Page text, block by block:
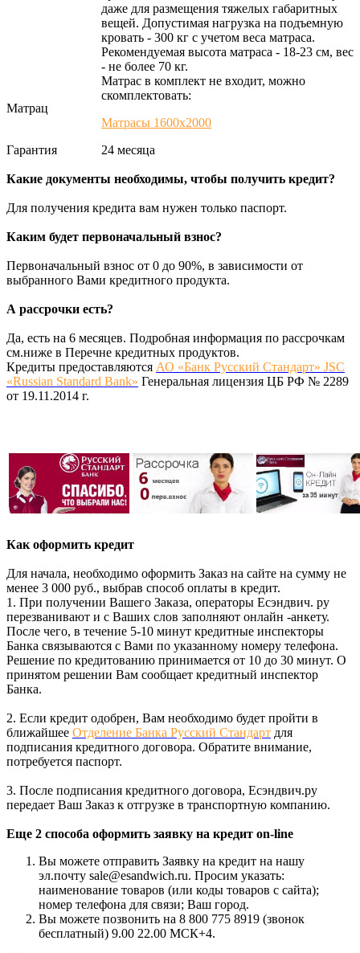
даже для размещения тяжелых габаритных
вещей. Допустимая нагрузка на подъемную
кровать - 300 кг с учетом веса матраса.
Рекомендуемая высота матраса - 18-23 см, вес
- не более 70 кг.
Матрац
Матрас в комплект не входит, можно
скомплектовать:
Матрасы 1600х2000
Гарантия
24 месяца
Какие документы необходимы, чтобы получить кредит?
Для получения кредита вам нужен только паспорт.
Каким будет первоначальный взнос?
Первоначальный взнос от 0 до 90%, в зависимости от
выбранного Вами кредитного продукта.
А рассрочки есть?
Да, есть на 6 месяцев. Подробная информация по рассрочкам
см.ниже в Перечне кредитных продуктов.
Кредиты предоставляются АО «Банк Русский Стандарт» JSC
«Russian Standard Bank» Генеральная лицензия ЦБ РФ № 2289
от 19.11.2014 г.
Как оформить кредит
Для начала, необходимо оформить Заказ на сайте на сумму не
менее 3 000 руб., выбрав способ оплаты в кредит.
1. При получении Вашего Заказа, операторы Есэндвич. ру
перезванивают и с Ваших слов заполняют онлайн -анкету.
После чего, в течение 5-10 минут кредитные инспекторы
Банка связываются с Вами по указанному номеру телефона.
Решение по кредитованию принимается от 10 до 30 минут. О
принятом решении Вам сообщает кредитный инспектор
Банка.
2. Если кредит одобрен, Вам необходимо будет пройти в
ближайшее Отделение Банка Русский Стандарт для
подписания кредитного договора. Обратите внимание,
потребуется паспорт.
3. После подписания кредитного договора, Есэндвич.ру
передает Ваш Заказ к отгрузке в транспортную компанию.
Еще 2 способа оформить заявку на кредит on-line
Вы можете отправить Заявку на кредит на нашу
эл.почту sale@esandwich.ru. Просим указать:
наименование товаров (или коды товаров с сайта);
номер телефона для связи; Ваш город.
Вы можете позвонить на 8 800 775 8919 (звонок
бесплатный) 9.00 22.00 МСК+4.